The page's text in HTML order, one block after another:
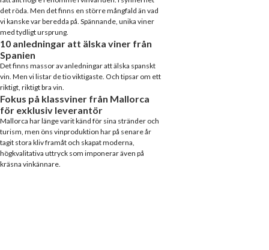
det röda. Men det finns en större mångfald än vad
vi kanske var beredda på. Spännande, unika viner
med tydligt ursprung.
10 anledningar att älska viner från
Spanien
Det finns massor av anledningar att älska spanskt
vin. Men vi listar de tio viktigaste. Och tipsar om ett
riktigt, riktigt bra vin.
Fokus på klassviner från Mallorca
för exklusiv leverantör
Mallorca har länge varit känd för sina stränder och
turism, men öns vinproduktion har på senare år
tagit stora kliv framåt och skapat moderna,
högkvalitativa uttryck som imponerar även på
kräsna vinkännare.